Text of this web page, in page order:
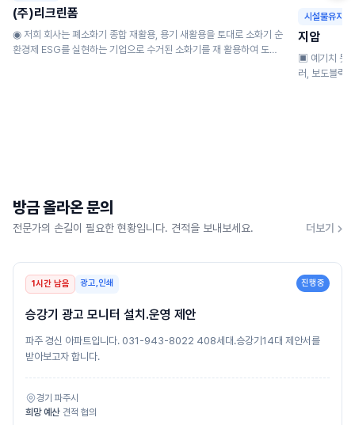
(주)리크린폼
◉ 저희 회사는 폐소화기 종합 재활용, 용기 새활용을 토대로 소화기 순
환경제 ESG를 실현하는 기업으로 수거된 소화기를 재 활용하여 도로
시설물유지
지암
▣ 예기치 못한 사고,
러, 보도블럭
방금 올라온 문의
전문가의 손길이 필요한 현황입니다. 견적을 보내보세요. 더보기
1시간 남음 광고,인쇄 진행중
승강기 광고 모니터 설치.운영 제안
파주 경신 아파트입니다. 031-943-8022 408세대.승강기14대 제안서를
받아보고자 합니다.
경기 파주시
희망 예산 견적 협의